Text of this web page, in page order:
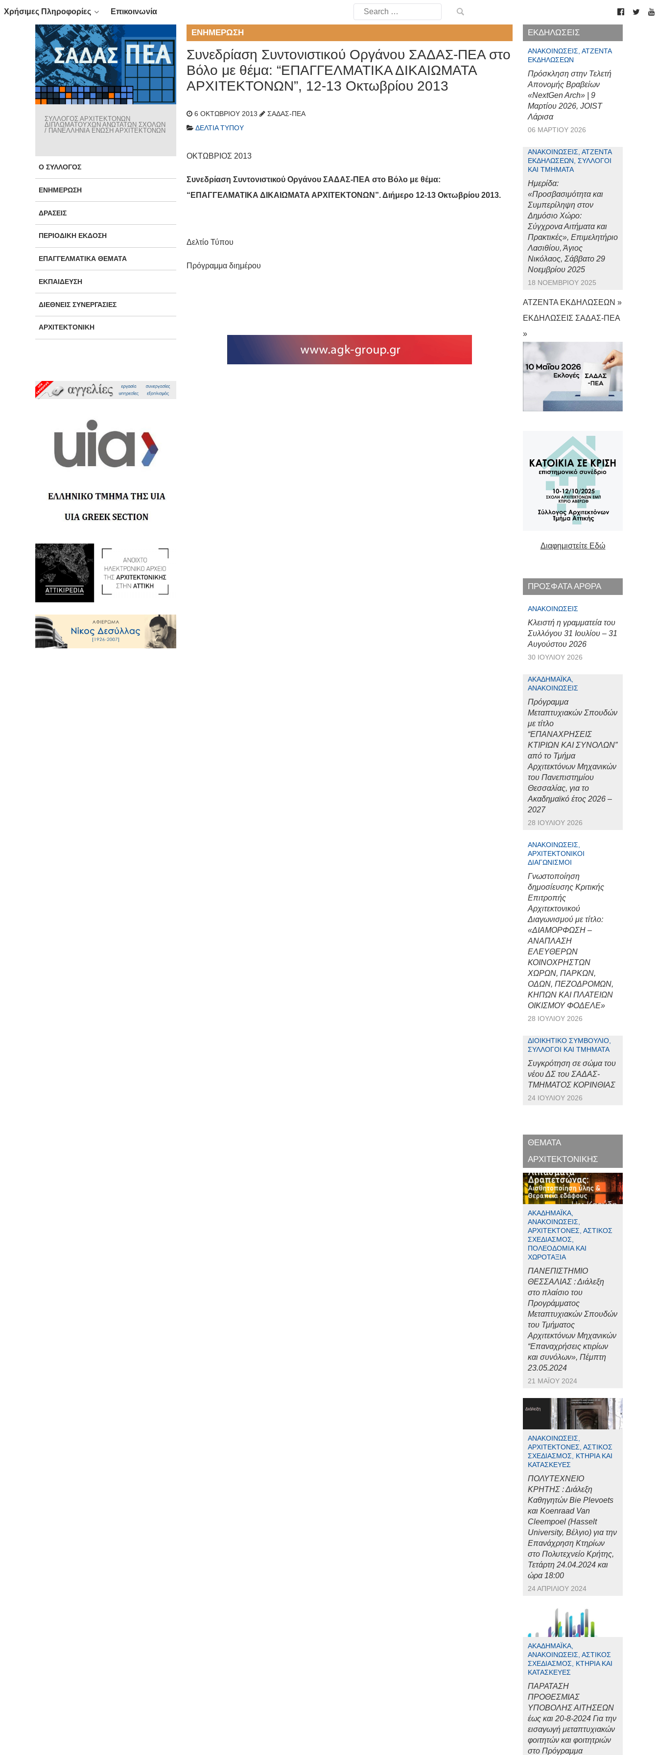
Χρήσιμες Πληροφορίες Επικοινωνία
Search
for:
ΣΥΛΛΟΓΟΣ ΑΡΧΙΤΕΚΤΟΝΩΝ
ΔΙΠΛΩΜΑΤΟΥΧΩΝ ΑΝΩΤΑΤΩΝ ΣΧΟΛΩΝ
/ ΠΑΝΕΛΛΗΝΙΑ ΕΝΩΣΗ ΑΡΧΙΤΕΚΤΟΝΩΝ
Ο ΣΎΛΛΟΓΟΣ
ΕΝΗΜΈΡΩΣΗ
ΔΡΆΣΕΙΣ
ΠΕΡΙΟΔΙΚΉ ΈΚΔΟΣΗ
ΕΠΑΓΓΕΛΜΑΤΙΚΆ ΘΈΜΑΤΑ
ΕΚΠΑΊΔΕΥΣΗ
ΔΙΕΘΝΕΊΣ ΣΥΝΕΡΓΑΣΊΕΣ
ΑΡΧΙΤΕΚΤΟΝΙΚΉ
ΕΝΗΜΈΡΩΣΗ
Συνεδρίαση Συντονιστικού Οργάνου ΣΑΔΑΣ-ΠΕΑ στο
Βόλο με θέμα: “ΕΠΑΓΓΕΛΜΑΤΙΚΑ ΔΙΚΑΙΩΜΑΤΑ
ΑΡΧΙΤΕΚΤΟΝΩΝ”, 12-13 Οκτωβρίου 2013
6 ΟΚΤΩΒΡΊΟΥ 2013
ΣΑΔΑΣ-ΠΕΑ
ΔΕΛΤΊΑ ΤΎΠΟΥ
ΟΚΤΩΒΡΙΟΣ 2013
Συνεδρίαση Συντονιστικού Οργάνου ΣΑΔΑΣ-ΠΕΑ στο Βόλο με θέμα:
“ΕΠΑΓΓΕΛΜΑΤΙΚΑ ΔΙΚΑΙΩΜΑΤΑ ΑΡΧΙΤΕΚΤΟΝΩΝ”.Διήμερο 12-13 Οκτωβρίου 2013.
Δελτίο Τύπου
Πρόγραμμα διημέρου
ΕΚΔΗΛΩΣΕΙΣ
ΑΝΑΚΟΙΝΏΣΕΙΣ, ΑΤΖΈΝΤΑ
ΕΚΔΗΛΏΣΕΩΝ
Πρόσκληση στην Τελετή
Απονομής Βραβείων
«NextGen Arch» | 9
Μαρτίου 2026, JOIST
Λάρισα
06 ΜΑΡΤΊΟΥ 2026
ΑΝΑΚΟΙΝΏΣΕΙΣ, ΑΤΖΈΝΤΑ
ΕΚΔΗΛΏΣΕΩΝ, ΣΎΛΛΟΓΟΙ
ΚΑΙ ΤΜΉΜΑΤΑ
Ημερίδα:
«Προσβασιμότητα και
Συμπερίληψη στον
Δημόσιο Χώρο:
Σύγχρονα Αιτήματα και
Πρακτικές», Επιμελητήριο
Λασιθίου, Άγιος
Νικόλαος, Σάββατο 29
Νοεμβρίου 2025
18 ΝΟΕΜΒΡΊΟΥ 2025
ΑΤΖΕΝΤΑ ΕΚΔΗΛΩΣΕΩΝ »
ΕΚΔΗΛΩΣΕΙΣ ΣΑΔΑΣ-ΠΕΑ
»
Διαφημιστείτε Εδώ
ΠΡΟΣΦΑΤΑ ΑΡΘΡΑ
ΑΝΑΚΟΙΝΏΣΕΙΣ
Κλειστή η γραμματεία του
Συλλόγου 31 Ιουλίου – 31
Αυγούστου 2026
30 ΙΟΥΛΊΟΥ 2026
ΑΚΑΔΗΜΑΪΚΆ,
ΑΝΑΚΟΙΝΏΣΕΙΣ
Πρόγραμμα
Μεταπτυχιακών Σπουδών
με τίτλο
“ΕΠΑΝΑΧΡΗΣΕΙΣ
ΚΤΙΡΙΩΝ ΚΑΙ ΣΥΝΟΛΩΝ”
από το Τμήμα
Αρχιτεκτόνων Μηχανικών
του Πανεπιστημίου
Θεσσαλίας, για το
Ακαδημαϊκό έτος 2026 –
2027
28 ΙΟΥΛΊΟΥ 2026
ΑΝΑΚΟΙΝΏΣΕΙΣ,
ΑΡΧΙΤΕΚΤΟΝΙΚΟΊ
ΔΙΑΓΩΝΙΣΜΟΊ
Γνωστοποίηση
δημοσίευσης Κριτικής
Επιτροπής
Αρχιτεκτονικού
Διαγωνισμού με τίτλο:
«ΔΙΑΜΟΡΦΩΣΗ –
ΑΝΑΠΛΑΣΗ
ΕΛΕΥΘΕΡΩΝ
ΚΟΙΝΟΧΡΗΣΤΩΝ
ΧΩΡΩΝ, ΠΑΡΚΩΝ,
ΟΔΩΝ, ΠΕΖΟΔΡΟΜΩΝ,
ΚΗΠΩΝ ΚΑΙ ΠΛΑΤΕΙΩΝ
ΟΙΚΙΣΜΟΥ ΦΟΔΕΛΕ»
28 ΙΟΥΛΊΟΥ 2026
ΔΙΟΙΚΗΤΙΚΌ ΣΥΜΒΟΎΛΙΟ,
ΣΎΛΛΟΓΟΙ ΚΑΙ ΤΜΉΜΑΤΑ
Συγκρότηση σε σώμα του
νέου ΔΣ του ΣΑΔΑΣ-
ΤΜΗΜΑΤΟΣ ΚΟΡΙΝΘΙΑΣ
24 ΙΟΥΛΊΟΥ 2026
ΘΕΜΑΤΑ
ΑΡΧΙΤΕΚΤΟΝΙΚΗΣ
ΑΚΑΔΗΜΑΪΚΆ,
ΑΝΑΚΟΙΝΏΣΕΙΣ,
ΑΡΧΙΤΈΚΤΟΝΕΣ, ΑΣΤΙΚΌΣ
ΣΧΕΔΙΑΣΜΌΣ,
ΠΟΛΕΟΔΟΜΊΑ ΚΑΙ
ΧΩΡΟΤΑΞΊΑ
ΠΑΝΕΠΙΣΤΗΜΙΟ
ΘΕΣΣΑΛΙΑΣ : Διάλεξη
στο πλαίσιο του
Προγράμματος
Μεταπτυχιακών Σπουδών
του Τμήματος
Αρχιτεκτόνων Μηχανικών
“Επαναχρήσεις κτιρίων
και συνόλων», Πέμπτη
23.05.2024
21 ΜΑΪ́ΟΥ 2024
ΑΝΑΚΟΙΝΏΣΕΙΣ,
ΑΡΧΙΤΈΚΤΟΝΕΣ, ΑΣΤΙΚΌΣ
ΣΧΕΔΙΑΣΜΌΣ, ΚΤΉΡΙΑ ΚΑΙ
ΚΑΤΑΣΚΕΥΈΣ
ΠΟΛΥΤΕΧΝΕΙΟ
ΚΡΗΤΗΣ : Διάλεξη
Καθηγητών Bie Plevoets
και Koenraad Van
Cleempoel (Hasselt
University, Βέλγιο) για την
Επανάχρηση Κτηρίων
στο Πολυτεχνείο Κρήτης,
Τετάρτη 24.04.2024 και
ώρα 18:00
24 ΑΠΡΙΛΊΟΥ 2024
ΑΚΑΔΗΜΑΪΚΆ,
ΑΝΑΚΟΙΝΏΣΕΙΣ, ΑΣΤΙΚΌΣ
ΣΧΕΔΙΑΣΜΌΣ, ΚΤΉΡΙΑ ΚΑΙ
ΚΑΤΑΣΚΕΥΈΣ
ΠΑΡΑΤΑΣΗ
ΠΡΟΘΕΣΜΙΑΣ
ΥΠΟΒΟΛΗΣ ΑΙΤΗΣΕΩΝ
έως και 20-8-2024 Για την
εισαγωγή μεταπτυχιακών
φοιτητών και φοιτητριών
στο Πρόγραμμα